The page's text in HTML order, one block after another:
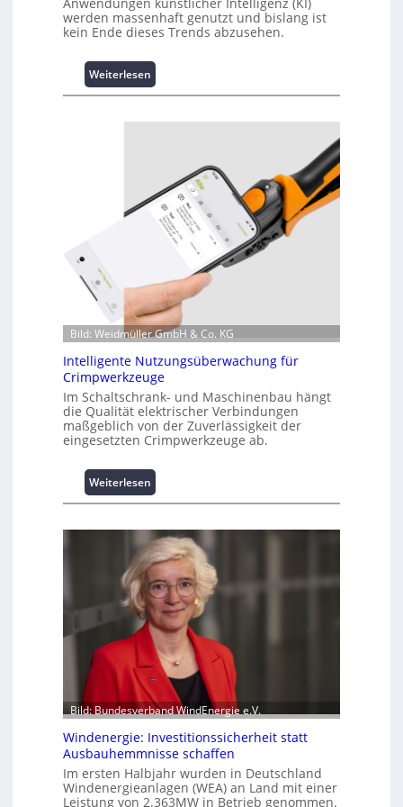
werden massenhaft genutzt und bislang ist
kein Ende dieses Trends abzusehen.
Weiterlesen
K
r
f
o
n
z
u
m
L
a
s
t
s
i
z
e
n
m
a
n
a
g
e
m
e
n
t
h
o
c
Bild: Weidmüller GmbH & Co. KG
Intelligente Nutzungsüberwachung für
Crimpwerkzeuge
Im Schaltschrank- und Maschinenbau hängt
die Qualität elektrischer Verbindungen
maßgeblich von der Zuverlässigkeit der
eingesetzten Crimpwerkzeuge ab.
Weiterlesen
I
t
e
l
l
i
g
e
n
t
N
u
t
z
u
n
Bild: Bundesverband WindEnergie e.V.
Windenergie: Investitionssicherheit statt
Ausbauhemmnisse schaffen
Im ersten Halbjahr wurden in Deutschland
Windenergieanlagen (WEA) an Land mit einer
Leistung von 2.363MW in Betrieb genommen.